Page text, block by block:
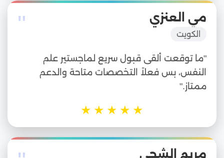
" مي العنزي
الكويت
"ما توقعت ألقى قبول سريع لماجستير علم
النفس، بس فعلاً التخصصات متاحة والدعم
ممتاز."
★
★
★
★
★
مريم الشحي